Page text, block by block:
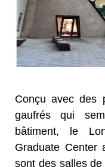
Conçu avec des
gaufrés qui
bâtiment, le
Graduate Center
sont des salles